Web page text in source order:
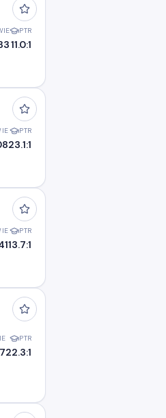
PTR
11.0:1
PTR
23.1:1
PTR
13.7:1
PTR
22.3:1